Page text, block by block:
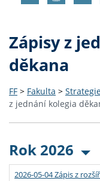
Zápisy z
děkana
FF > Fakulta >
z jednání kolegia
Rok 2026
2026-05-04 Zápis z